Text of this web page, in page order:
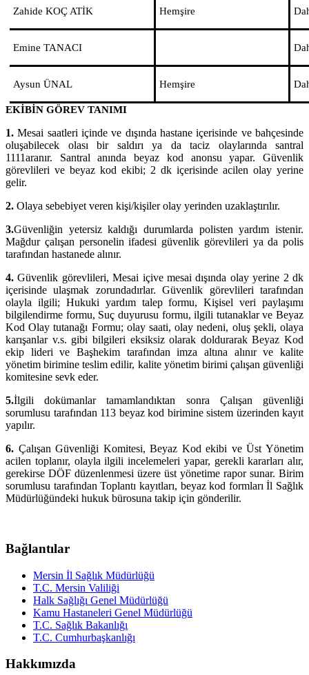
Zahide KOÇ ATİK Hemşire
Emine TANACI
Aysun ÜNAL Hemşire
EKİBİN GÖREV TANIMI
1. Mesai saatleri içinde ve dışında hastane içerisinde ve bahçesinde
oluşabilecek olası bir saldırı ya da taciz olaylarında santral
1111aranır. Santral anında beyaz kod anonsu yapar. Güvenlik
görevlileri ve beyaz kod ekibi; 2 dk içerisinde acilen olay yerine
gelir.
2. Olaya sebebiyet veren kişi/kişiler olay yerinden uzaklaştırılır.
3.Güvenliğin yetersiz kaldığı durumlarda polisten yardım istenir.
Mağdur çalışan personelin ifadesi güvenlik görevlileri ya da polis
tarafından hastanede alınır.
4. Güvenlik görevlileri, Mesai içive mesai dışında olay yerine 2 dk
içerisinde ulaşmak zorundadırlar. Güvenlik görevlileri tarafından
olayla ilgili; Hukuki yardım talep formu, Kişisel veri paylaşımı
bilgilendirme formu, Suç duyurusu formu, ilgili tutanaklar ve Beyaz
Kod Olay tutanağı Formu; olay saati, olay nedeni, oluş şekli, olaya
karışanlar v.s. gibi bilgileri eksiksiz olarak doldurarak Beyaz Kod
ekip lideri ve Başhekim tarafından imza altına alınır ve kalite
yönetim birimine teslim edilir, kalite yönetim birimi çalışan güvenliği
komitesine sevk eder.
5.İlgili dokümanlar tamamlandıktan sonra Çalışan güvenliği
sorumlusu tarafından 113 beyaz kod birimine sistem üzerinden kayıt
yapılır.
6. Çalışan Güvenliği Komitesi, Beyaz Kod ekibi ve Üst Yönetim
acilen toplanır, olayla ilgili incelemeleri yapar, gerekli kararları alır,
gerekirse DÖF düzenlenmesi üzere üst yönetime rapor sunar. Birim
sorumlusu tarafından Toplantı kayıtları, beyaz kod formları İl Sağlık
Müdürlüğündeki hukuk bürosuna takip için gönderilir.
Bağlantılar
Mersin İl Sağlık Müdürlüğü
T.C. Mersin Valiliği
Halk Sağlığı Genel Müdürlüğü
Kamu Hastaneleri Genel Müdürlüğü
T.C. Sağlık Bakanlığı
T.C. Cumhurbaşkanlığı
Hakkımızda